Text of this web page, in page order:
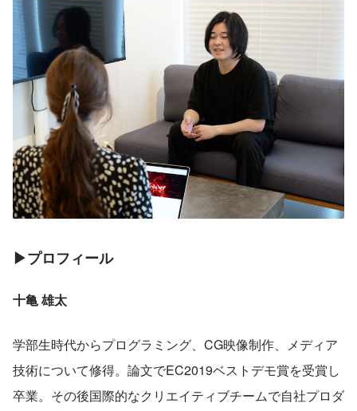
▶プロフィール
十亀 雄太
学部生時代からプログラミング、CG映像制作、メディア
技術について修得。論文でEC2019ベストデモ賞を受賞し
卒業。その後国際的なクリエイティブチームで自社プロダ